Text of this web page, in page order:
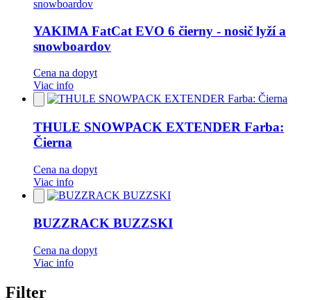
YAKIMA FatCat EVO 6 čierny - nosič lyží a
snowboardov
Cena na dopyt
Viac info
Pridať
do
THULE SNOWPACK EXTENDER Farba:
Čierna
Cena na dopyt
Viac info
Pridať
do
BUZZRACK BUZZSKI
Cena na dopyt
Viac info
Filter